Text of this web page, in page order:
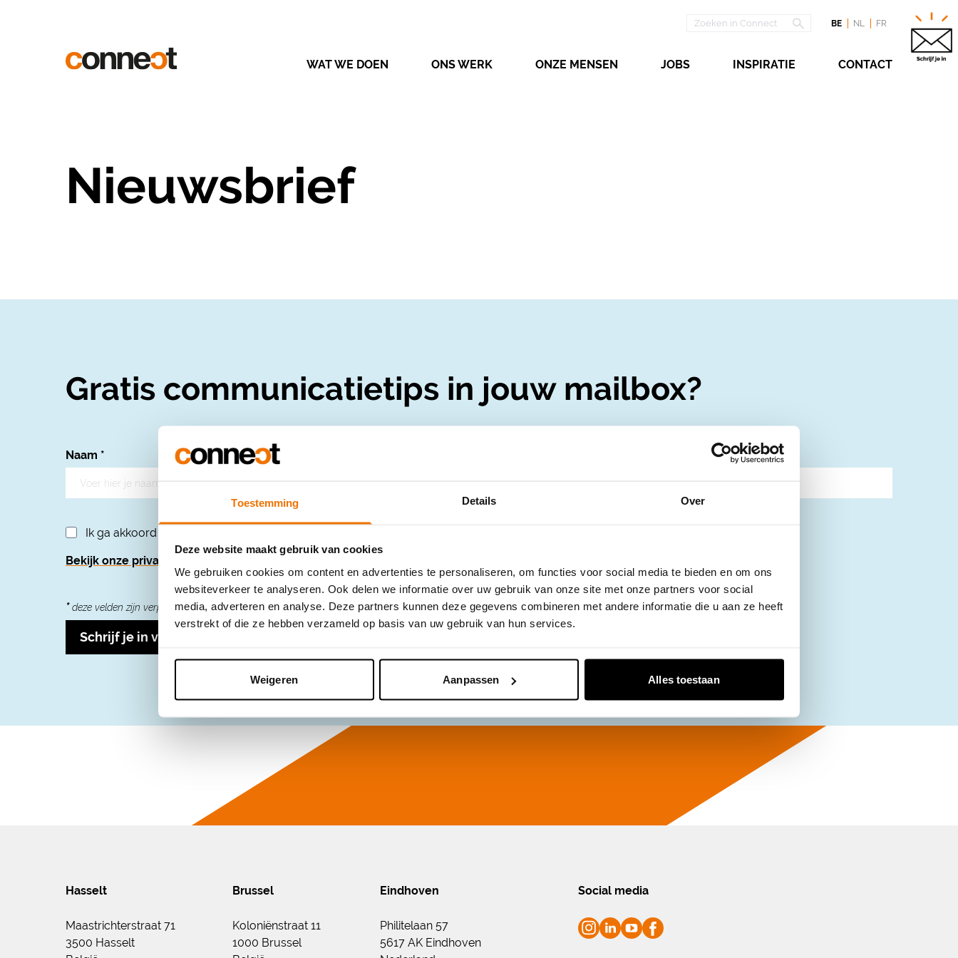
Toestemming Details Over
Deze website maakt gebruik van cookies
We gebruiken cookies om content en advertenties te personaliseren, om functies voor social media te bieden en om ons
websiteverkeer te analyseren. Ook delen we informatie over uw gebruik van onze site met onze partners voor social
media, adverteren en analyse. Deze partners kunnen deze gegevens combineren met andere informatie die u aan ze heeft
verstrekt of die ze hebben verzameld op basis van uw gebruik van hun services.
Weigeren Aanpassen Alles toestaan
BE NL FR
WAT WE DOEN ONS WERK ONZE MENSEN JOBS INSPIRATIE CONTACT
Nieuwsbrief
Gratis communicatietips in jouw mailbox?
Naam *
Ik ga akkoord met het privacybeleid
Bekijk onze privacyverklaring
*deze velden zijn verplicht
Schrijf je in voor onze nieuwsbrief
Hasselt
Maastrichterstraat 71
3500 Hasselt
Brussel
Koloniënstraat 11
1000 Brussel
Eindhoven
Philitelaan 57
5617 AK Eindhoven
Social media